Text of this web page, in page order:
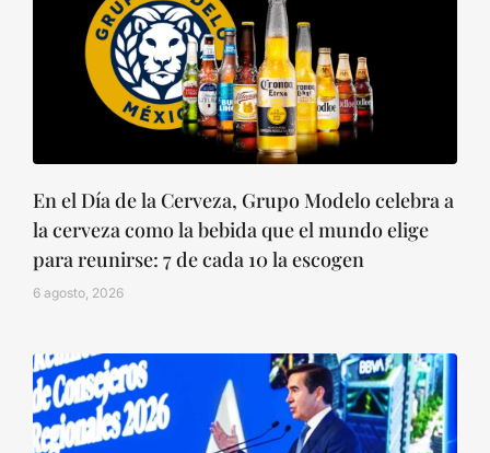
En el Día de la Cerveza, Grupo Modelo celebra a
la cerveza como la bebida que el mundo elige
para reunirse: 7 de cada 10 la escogen
6 agosto, 2026